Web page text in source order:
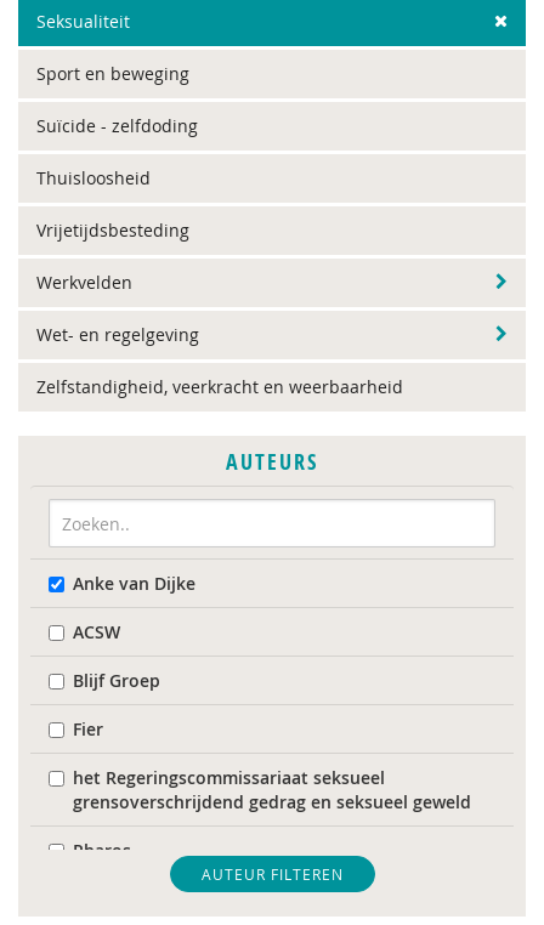
Seksualiteit
Sport en beweging
Suïcide - zelfdoding
Thuisloosheid
Vrijetijdsbesteding
Werkvelden
Wet- en regelgeving
Zelfstandigheid, veerkracht en weerbaarheid
AUTEURS
Anke van Dijke
ACSW
Blijf Groep
Fier
het Regeringscommissariaat seksueel
grensoverschrijdend gedrag en seksueel geweld
Pharos
World Health Organization
AUTEUR FILTEREN